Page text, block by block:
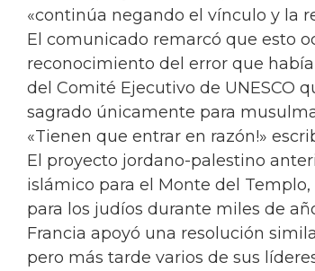
«continúa negando el vínculo y la
El comunicado remarcó que esto
reconocimiento del error que
del Comité Ejecutivo de UNESCO
sagrado únicamente para
«Tienen que entrar en razón!»
El proyecto jordano-palestino
islámico para el Monte del
para los judíos durante miles de
Francia apoyó una resolución
pero más tarde varios de sus